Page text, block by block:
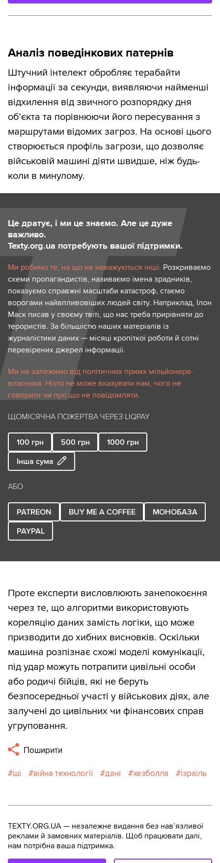
Аналіз поведінкових патернів
Штучний інтелект обробляє терабайти
інформації за секунди, виявляючи найменші
відхилення від звичного розпорядку дня
об’єкта та порівнюючи його пересування з
маршрутами відомих загроз. На основі цього
створюється профіль загрози, що дозволяє
військовій машині діяти швидше, ніж будь-
коли в минулому.
Це дратує, і ми це знаємо. Але це дуже
важливо.
Texty.org.ua потребують вашої підтримки.
Ми робимо те, на що не наважуються інші. Розкриваємо
схеми пропагандистів, називаємо імена зрадників,
показуємо справжні масштаби катастроф, стаємо
ворогами найвпливовіших людей світу. Наприклад, Ілон
Маск писав у своєму твіті, що нас треба прирівняти до
терористів. За більшістю наших матеріалів із
журналістики даних — місяці кропіткої роботи й сотні
перевірених джерел інформації.
Ми не залежимо від політичних примх мільйонера-
власника. Ніхто не може вказувати нам, чого не
говорити чи про що не повідомляти.
ЩОМІСЯЧНА ПОЖЕРТВА ЧЕРЕЗ LIQPAY
100 грн 500 грн 1000 грн
Інша сума
АБО
PATREON BUY ME A COFFEE
МОНОБАЗА
PAYPAL
Проте експерти висловлюють занепокоєння
через те, що алгоритми використовують
кореляцію даних замість логіки, що може
призводити до хибних висновків. Оскільки
машина розпізнає схожі моделі комунікації,
під удар можуть потрапити цивільні особи
або родичі бійців, які не беруть
безпосередньої участі у військових діях, але
залучені до цивільних чи фінансових справ
угруповання.
Поширити
ші війна технології дані хезболла ізраїль
TEXTY.ORG.UA — незалежне видання без навʼязливої
реклами й замовних матеріалів. Щоб працювати далі,
нам потрібна ваша підтримка.